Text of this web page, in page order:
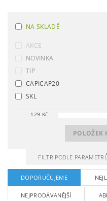
NA SKLADĚ
AKCE
NOVINKA
TIP
CAPICAP20
SKL
129 Kč
POLOŽEK
FILTR PODLE
DOPORUČUJEME
NEJPRODÁVANĚJŠÍ